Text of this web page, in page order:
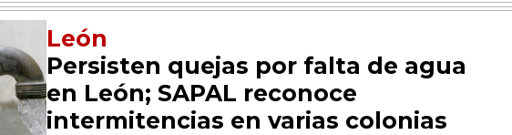
León
Persisten quejas por falta de agua
en León; SAPAL reconoce
intermitencias en varias colonias